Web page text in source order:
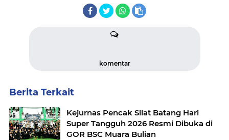
komentar
Berita Terkait
Kejurnas Pencak Silat Batang Hari
Super Tangguh 2026 Resmi Dibuka di
GOR BSC Muara Bulian